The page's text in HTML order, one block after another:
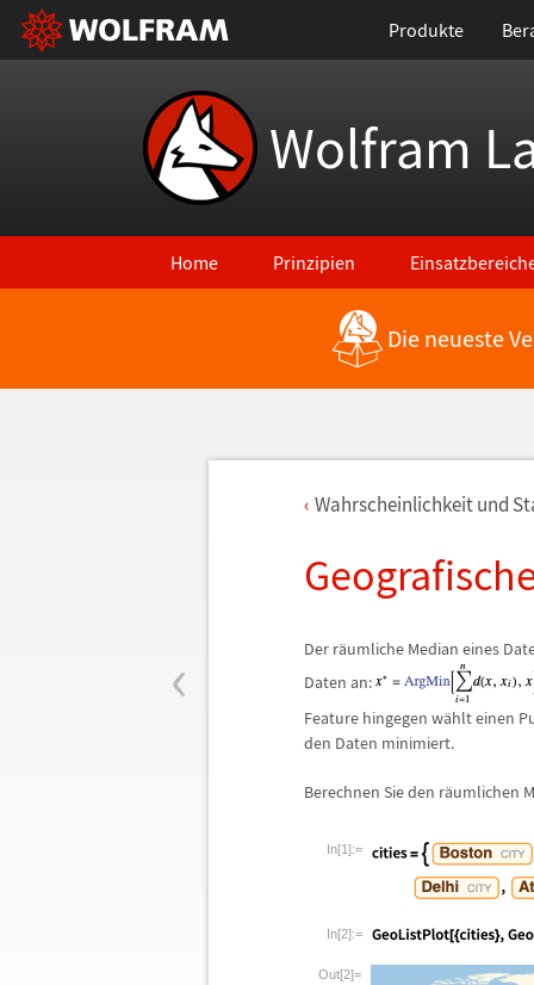
Produkte
Wolfram
Home Prinzipien
Die neueste
‹
Wahrscheinlichkeit und
Der räumliche Median eines
Daten an:
Feature hingegen wählt einen
den Daten minimiert.
Berechnen Sie den räumlichen
In[1]:=
In[2]:=
Out[2]=